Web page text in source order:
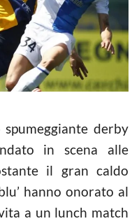
spumeggiante derby
in scena alle
il gran caldo
hanno onorato al
a un lunch match